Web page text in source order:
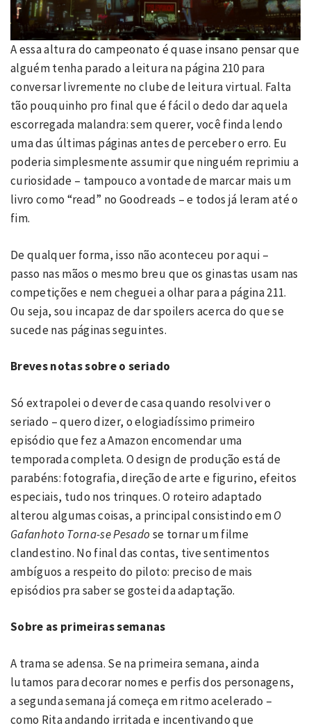
A essa altura do campeonato é quase insano pensar que
alguém tenha parado a leitura na página 210 para
conversar livremente no clube de leitura virtual. Falta
tão pouquinho pro final que é fácil o dedo dar aquela
escorregada malandra: sem querer, você finda lendo
uma das últimas páginas antes de perceber o erro. Eu
poderia simplesmente assumir que ninguém reprimiu a
curiosidade – tampouco a vontade de marcar mais um
livro como “read” no Goodreads – e todos já leram até o
fim.
De qualquer forma, isso não aconteceu por aqui –
passo nas mãos o mesmo breu que os ginastas usam nas
competições e nem cheguei a olhar para a página 211.
Ou seja, sou incapaz de dar spoilers acerca do que se
sucede nas páginas seguintes.
Breves notas sobre o seriado
Só extrapolei o dever de casa quando resolvi ver o
seriado – quero dizer, o elogiadíssimo primeiro
episódio que fez a Amazon encomendar uma
temporada completa. O design de produção está de
parabéns: fotografia, direção de arte e figurino, efeitos
especiais, tudo nos trinques. O roteiro adaptado
alterou algumas coisas, a principal consistindo emO
Gafanhoto Torna-se Pesado se tornar um filme
clandestino. No final das contas, tive sentimentos
ambíguos a respeito do piloto: preciso de mais
episódios pra saber se gostei da adaptação.
Sobre as primeiras semanas
A trama se adensa. Se na primeira semana, ainda
lutamos para decorar nomes e perfis dos personagens,
a segunda semana já começa em ritmo acelerado –
como Rita andando irritada e incentivando que